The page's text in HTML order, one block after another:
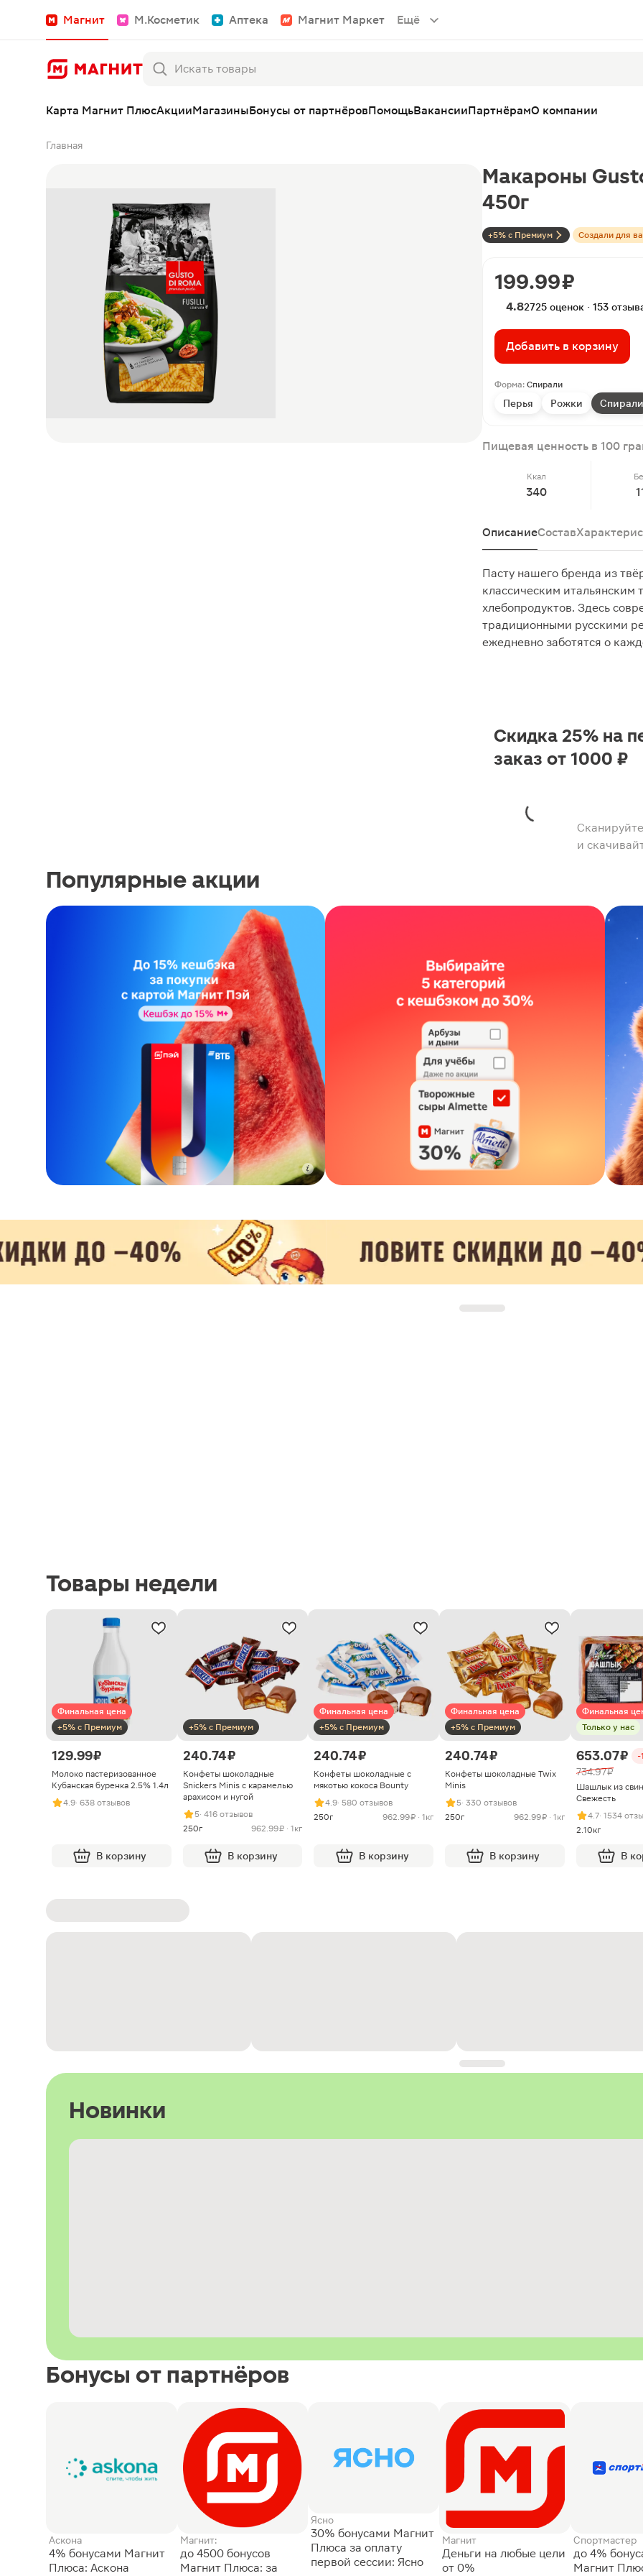
Магнит М.Косметик Аптека Магнит Маркет Ещё
Карта Магнит ПлюсАкцииМагазиныБонусы от партнёровПомощьВакансииПартнёрамО компании
Главная
+5% с Премиум Создали для
Макароны
450г
199.99 ₽
4.82725 оценок · 153
Добавить в корзину
Форма: Спирали
Перья Рожки Спирали
Пищевая ценность в 100
Ккал
340
ОписаниеСостав
Пасту нашего бренда из
классическим итальянским
хлебопродуктов. Здесь
традиционными русскими
ежедневно заботятся о
и
Скидка 25% на
заказ от 1000 ₽
Популярные акции
Товары недели
Финальная цена
+5% с Премиум
129.99 ₽
Молоко пастеризованное
Кубанская буренка 2.5% 1.4л
4.9· 638 отзывов
В корзину
+5% с Премиум
240.74 ₽
Конфеты шоколадные
Snickers Minis с карамелью
арахисом и нугой
5· 416 отзывов
250г
962.99 ₽ · 1кг
В корзину
Финальная цена
+5% с Премиум
240.74 ₽
Конфеты шоколадные с
мякотью кокоса Bounty
4.9· 580 отзывов
250г
962.99 ₽ · 1кг
В корзину
Финальная цена
+5% с Премиум
240.74 ₽
Конфеты шоколадные Twix
Minis
5· 330 отзывов
250г
962.99 ₽ · 1кг
В корзину
Финальная
Только у нас
653.07 ₽ -
734.97 ₽
Шашлык из
Свежесть
4.7· 1534
2.10кг
В
Новинки
Бонусы от партнёров
Аскона
4% бонусами Магнит
Плюса: Аскона
Магнит:
до 4500 бонусов
Магнит Плюса: за
Ясно
30% бонусами Магнит
Плюса за оплату
первой сессии: Ясно
Магнит
Деньги на любые цели
от 0%
Спортмастер
до 4%
Магнит